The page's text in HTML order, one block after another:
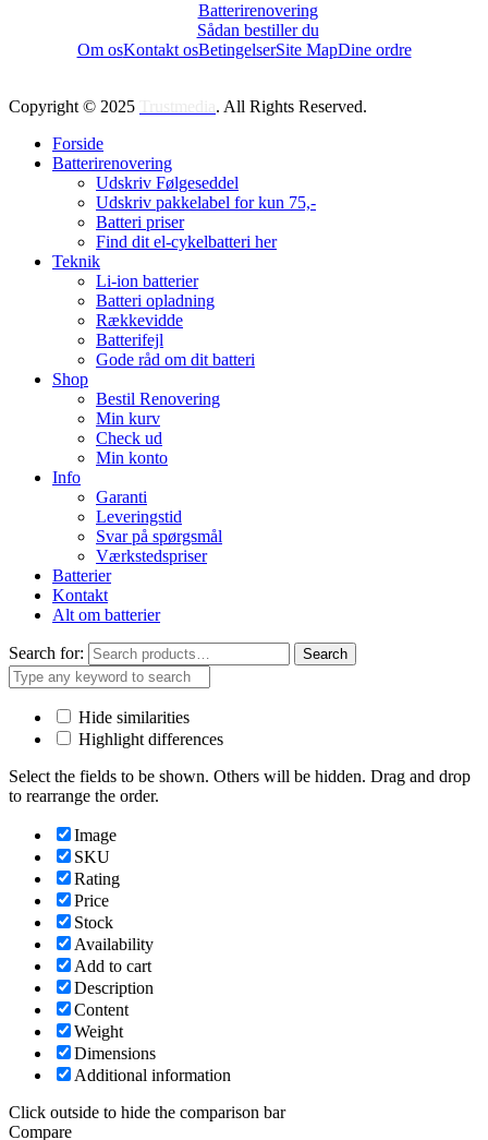
Batterirenovering
Sådan bestiller du
Om osKontakt osBetingelserSite MapDine ordre
Copyright © 2025
. All Rights Reserved.
Forside
Batterirenovering
Udskriv Følgeseddel
Udskriv pakkelabel for kun 75,-
Batteri priser
Find dit el-cykelbatteri her
Teknik
Li-ion batterier
Batteri opladning
Rækkevidde
Batterifejl
Gode råd om dit batteri
Shop
Bestil Renovering
Min kurv
Check ud
Min konto
Info
Garanti
Leveringstid
Svar på spørgsmål
Værkstedspriser
Batterier
Kontakt
Alt om batterier
Search for: Search
Hide similarities
Highlight differences
Select the fields to be shown. Others will be hidden. Drag and drop
to rearrange the order.
Image
SKU
Rating
Price
Stock
Availability
Add to cart
Description
Content
Weight
Dimensions
Additional information
Click outside to hide the comparison bar
Compare